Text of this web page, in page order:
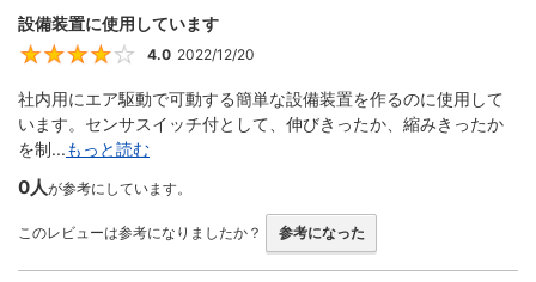
設備装置に使用しています
4
4.0 2022/12/20
社内用にエア駆動で可動する簡単な設備装置を作るのに使用して
います。センサスイッチ付として、伸びきったか、縮みきったか
を制...もっと読む
0人が参考にしています。
このレビューは参考になりましたか？ 参考になった